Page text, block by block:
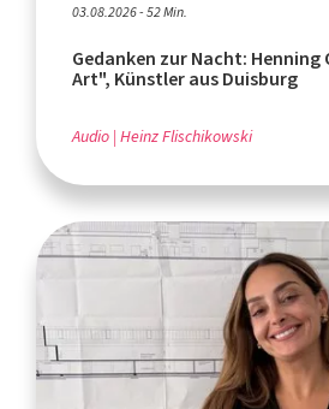
03.08.2026 - 52 Min.
Gedanken zur Nacht: Henning
Art", Künstler aus Duisburg
Audio Heinz Flischikowski